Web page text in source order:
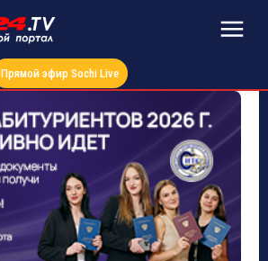
Прямой эфир Sochi Live